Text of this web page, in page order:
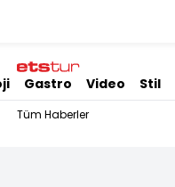
Gastro Video Stil
Tüm Haberler